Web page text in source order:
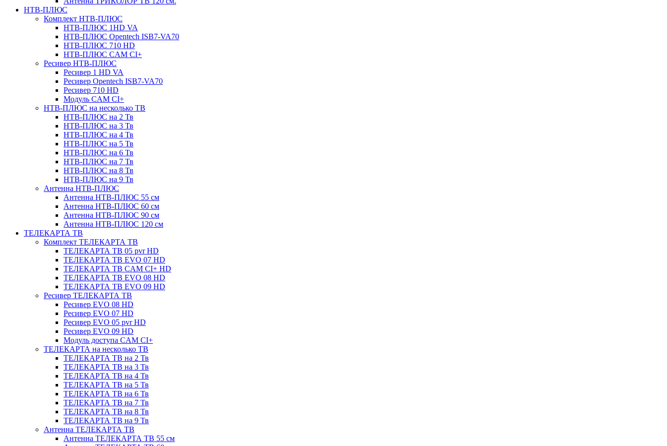
НТВ-ПЛЮС
Комплект НТВ-ПЛЮС
НТВ-ПЛЮС 1HD VA
НТВ-ПЛЮС Opentech ISB7-VA70
НТВ-ПЛЮС 710 HD
НТВ-ПЛЮС CAM CI+
Ресивер НТВ-ПЛЮС
Ресивер 1 HD VA
Ресивер Opentech ISB7-VA70
Ресивер 710 HD
Модуль CAM CI+
НТВ-ПЛЮС на несколько ТВ
НТВ-ПЛЮС на 2 Тв
НТВ-ПЛЮС на 3 Тв
НТВ-ПЛЮС на 4 Тв
НТВ-ПЛЮС на 5 Тв
НТВ-ПЛЮС на 6 Тв
НТВ-ПЛЮС на 7 Тв
НТВ-ПЛЮС на 8 Тв
НТВ-ПЛЮС на 9 Тв
Антенна НТВ-ПЛЮС
Антенна НТВ-ПЛЮС 55 см
Антенна НТВ-ПЛЮС 60 см
Антенна НТВ-ПЛЮС 90 см
Антенна НТВ-ПЛЮС 120 см
ТЕЛЕКАРТА ТВ
Комплект ТЕЛЕКАРТА ТВ
ТЕЛЕКАРТА ТВ 05 pvr HD
ТЕЛЕКАРТА ТВ EVO 07 HD
ТЕЛЕКАРТА ТВ CAM CI+ HD
ТЕЛЕКАРТА ТВ EVO 08 HD
ТЕЛЕКАРТА ТВ EVO 09 HD
Ресивер ТЕЛЕКАРТА ТВ
Ресивер EVO 08 HD
Ресивер EVO 07 HD
Ресивер EVO 05 pvr HD
Ресивер EVO 09 HD
Модуль доступа CAM CI+
ТЕЛЕКАРТА на несколько ТВ
ТЕЛЕКАРТА ТВ на 2 Тв
ТЕЛЕКАРТА ТВ на 3 Тв
ТЕЛЕКАРТА ТВ на 4 Тв
ТЕЛЕКАРТА ТВ на 5 Тв
ТЕЛЕКАРТА ТВ на 6 Тв
ТЕЛЕКАРТА ТВ на 7 Тв
ТЕЛЕКАРТА ТВ на 8 Тв
ТЕЛЕКАРТА ТВ на 9 Тв
Антенна ТЕЛЕКАРТА ТВ
Антенна ТЕЛЕКАРТА ТВ 55 см